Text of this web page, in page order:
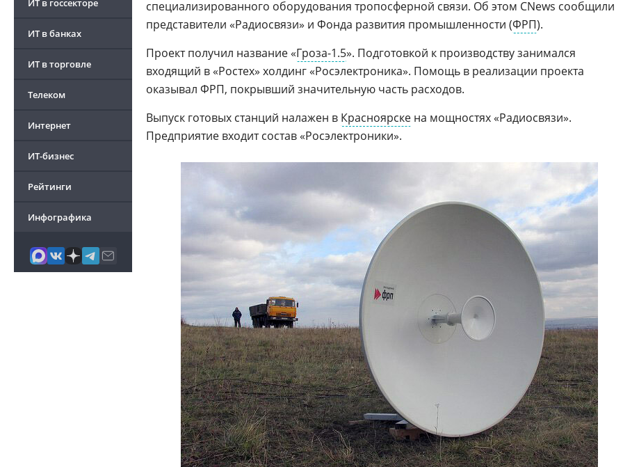
ИТ в госсекторе
ИТ в банках
ИТ в торговле
Телеком
Интернет
ИТ-бизнес
Рейтинги
Инфографика
специализированного оборудования тропосферной связи. Об этом CNews сообщили
представители «Радиосвязи» и Фонда развития промышленности (ФРП).
Проект получил название «Гроза-1.5». Подготовкой к производству занимался
входящий в «Ростех» холдинг «Росэлектроника». Помощь в реализации проекта
оказывал ФРП, покрывший значительную часть расходов.
Выпуск готовых станций налажен в Красноярске на мощностях «Радиосвязи».
Предприятие входит состав «Росэлектроники».